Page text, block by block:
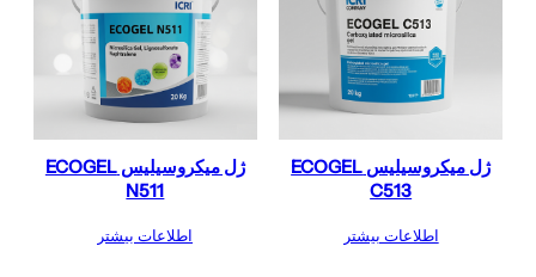
ژل میکروسیلیس ECOGEL
C513
اطلاعات بیشتر
ژل میکروسیلیس ECOGEL
N511
اطلاعات بیشتر